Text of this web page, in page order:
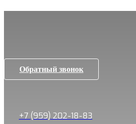
Обратный звонок
+7 (959) 202-18-83